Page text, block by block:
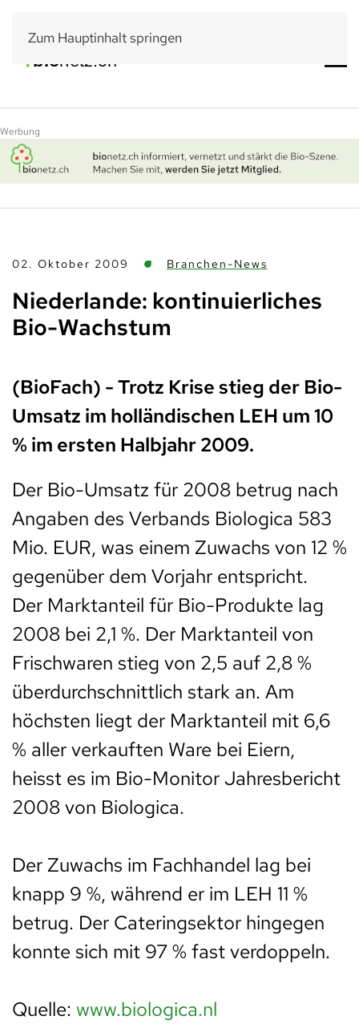
Zum Hauptinhalt springen
Werbung
02. Oktober 2009 Branchen-News
Niederlande: kontinuierliches
Bio-Wachstum
(BioFach) - Trotz Krise stieg der Bio-
Umsatz im holländischen LEH um 10
% im ersten Halbjahr 2009.
Der Bio-Umsatz für 2008 betrug nach
Angaben des Verbands Biologica 583
Mio. EUR, was einem Zuwachs von 12 %
gegenüber dem Vorjahr entspricht.
Der Marktanteil für Bio-Produkte lag
2008 bei 2,1 %. Der Marktanteil von
Frischwaren stieg von 2,5 auf 2,8 %
überdurchschnittlich stark an. Am
höchsten liegt der Marktanteil mit 6,6
% aller verkauften Ware bei Eiern,
heisst es im Bio-Monitor Jahresbericht
2008 von Biologica.
Der Zuwachs im Fachhandel lag bei
knapp 9 %, während er im LEH 11 %
betrug. Der Cateringsektor hingegen
konnte sich mit 97 % fast verdoppeln.
Quelle: www.biologica.nl